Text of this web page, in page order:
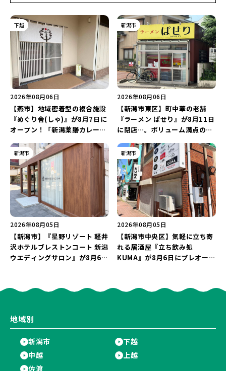
下越
2026年08月06日
【燕市】地域密着型の複合施設
『めぐり舎(しゃ)』が8月7日に
オープン！「新潟薬膳カレー
メニューや漆喰アートを楽しも
う♪
新潟市
2026年08月06日
【新潟市東区】町中華の老舗
『ラーメン ぱせり』が8月11日
に閉店…。ボリューム満点の名
新潟市
2026年08月05日
【新潟市】『星野リゾート 軽井
沢ホテルブレストンコート 新潟
ウエディングサロン』が8月6日
新潟市
2026年08月05日
【新潟市中央区】気軽に立ち寄
れる居酒屋『立ち飲み処
KUMA』が8月6日にプレオープ
♪
地域別
新潟市
下越
中越
上越
佐渡